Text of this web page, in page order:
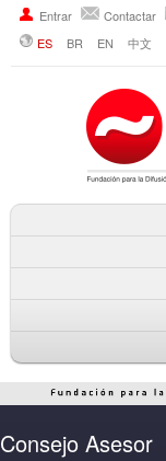
Entrar Contactar
ES
BR EN 中文
Consejo Asesor